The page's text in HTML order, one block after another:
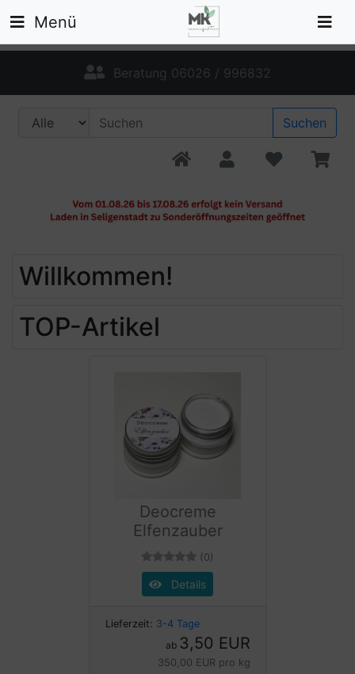
Beratung 06026 / 996832
Suchen
Menü
Willkommen!
TOP-Artikel
Deocreme
Elfenzauber
(0)
Details
Lieferzeit: 3-4 Tage
ab 3,50 EUR
350,00 EUR pro kg